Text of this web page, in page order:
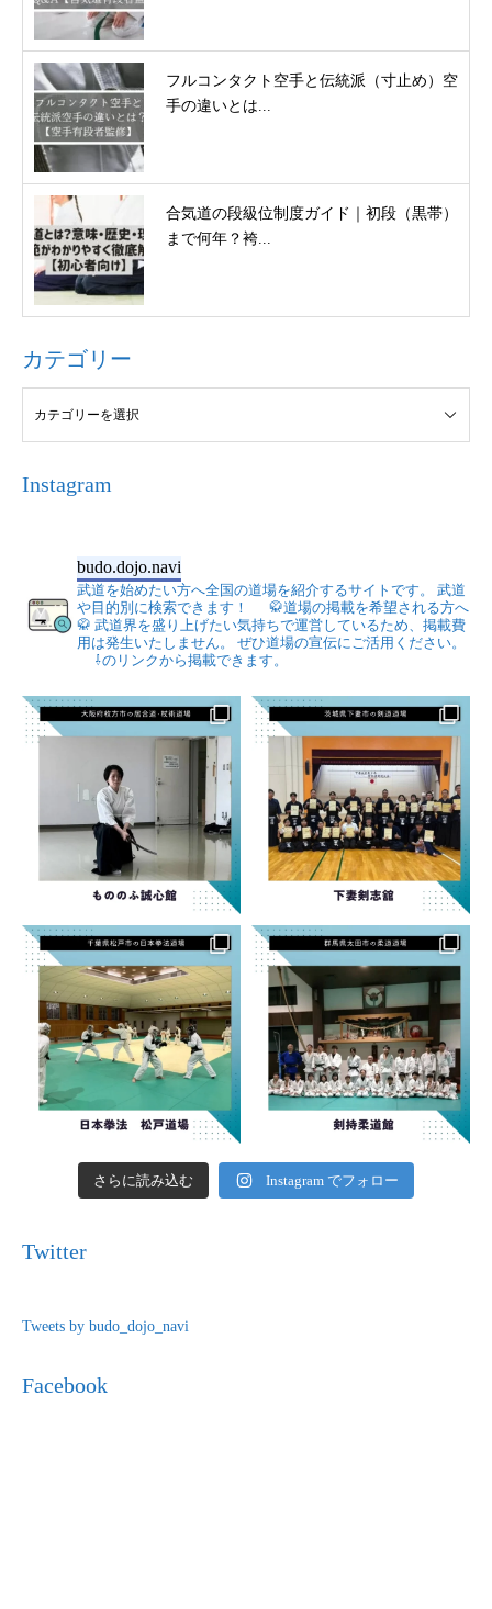
フルコンタクト空手と伝統派（寸止め）空
手の違いとは...
合気道の段級位制度ガイド｜初段（黒帯）
まで何年？袴...
カテゴリー
Instagram
budo.dojo.navi
武道を始めたい方へ全国の道場を紹介するサイトです。
武道
や目的別に検索できます！
🥋道場の掲載を希望される方へ
🥋 武道界を盛り上げたい気持ちで運営しているため、掲載費
用は発生いたしません。
ぜひ道場の宣伝にご活用ください。
⇩のリンクから掲載できます。
さらに読み込む Instagram でフォロー
Twitter
Tweets by budo_dojo_navi
Facebook